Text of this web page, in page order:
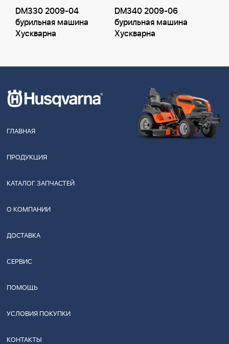
DM330 2009-04
бурильная машина
Хускварна
DM340 2009-06
бурильная машина
Хускварна
ГЛАВНАЯ
ПРОДУКЦИЯ
КАТАЛОГ ЗАПЧАСТЕЙ
О КОМПАНИИ
ДОСТАВКА
СЕРВИС
ПОМОЩЬ
УСЛОВИЯ ПОКУПКИ
КОНТАКТЫ